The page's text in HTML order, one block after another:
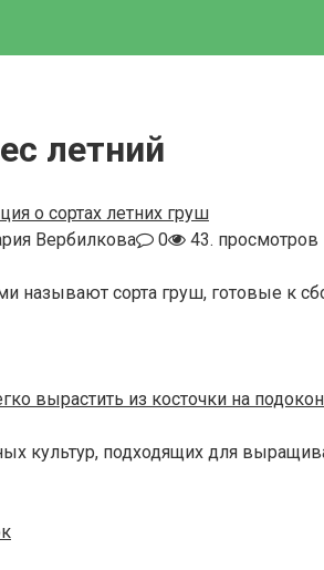
летний
о сортах летних груш
Вербилкова 0 43. просмотров
называют сорта груш, готовые к
вырастить из косточки на
культур, подходящих для